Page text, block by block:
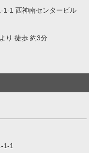
1-1 西神南センタービル
り 徒歩 約3分
1-1